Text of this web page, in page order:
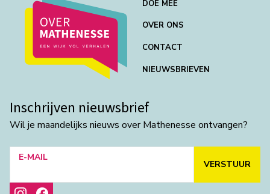
DOE MEE
OVER ONS
CONTACT
NIEUWSBRIEVEN
Inschrijven nieuwsbrief
Wil je maandelijks nieuws over Mathenesse ontvangen?
E-MAIL
VERSTUUR